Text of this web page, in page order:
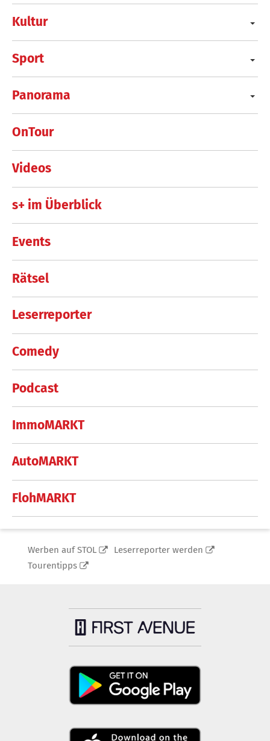
Kultur
Sport
Panorama
OnTour
Videos
s+ im Überblick
Events
Rätsel
Leserreporter
Comedy
Podcast
ImmoMARKT
AutoMARKT
FlohMARKT
Werben auf STOL
Leserreporter werden
Tourentipps